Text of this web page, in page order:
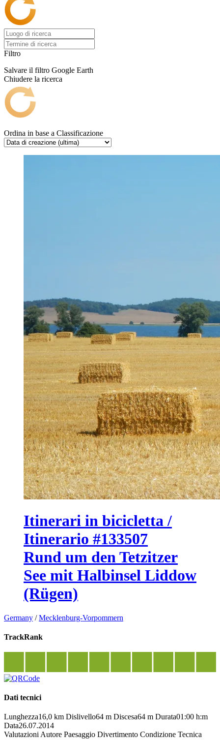
Filtro
Salvare il filtro Google Earth
Chiudere la ricerca
Ordina in base a Classificazione
Itinerari in bicicletta /
Itinerario #133507
Rund um den Tetzitzer
See mit Halbinsel Liddow
(Rügen)
Germany /Mecklenburg-Vorpommern
TrackRank
Dati tecnici
Lunghezza16,0 km Dislivello64 m Discesa64 m Durata01:00 h:m
Data26.07.2014
Valutazioni Autore Paesaggio Divertimento Condizione Tecnica